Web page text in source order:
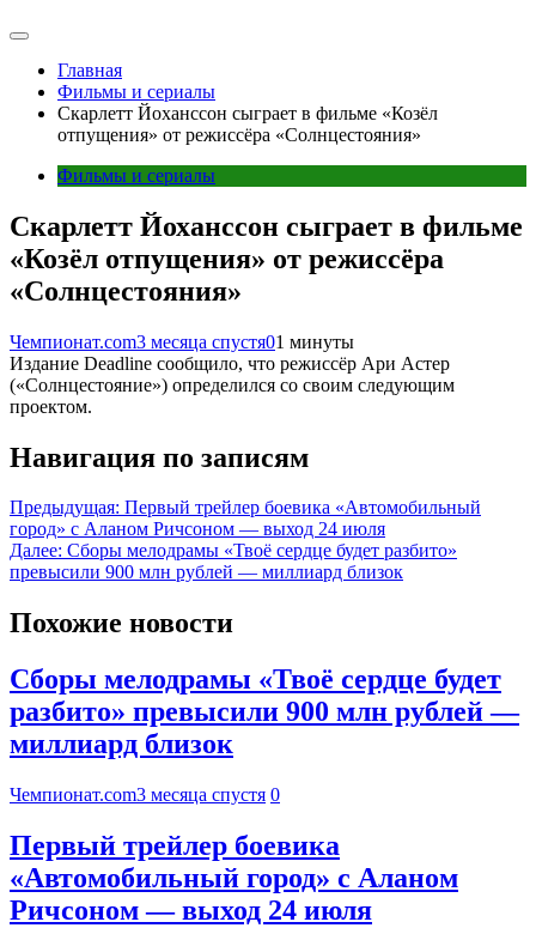
Главная
Фильмы и сериалы
Скарлетт Йоханссон сыграет в фильме «Козёл
отпущения» от режиссёра «Солнцестояния»
Фильмы и сериалы
Скарлетт Йоханссон сыграет в фильме
«Козёл отпущения» от режиссёра
«Солнцестояния»
Чемпионат.com3 месяца спустя01 минуты
Издание Deadline сообщило, что режиссёр Ари Астер
(«Солнцестояние») определился со своим следующим
проектом.
Навигация по записям
Предыдущая: Первый трейлер боевика «Автомобильный
город» с Аланом Ричсоном — выход 24 июля
Далее: Сборы мелодрамы «Твоё сердце будет разбито»
превысили 900 млн рублей — миллиард близок
Похожие новости
Сборы мелодрамы «Твоё сердце будет
разбито» превысили 900 млн рублей —
миллиард близок
Чемпионат.com3 месяца спустя 0
Первый трейлер боевика
«Автомобильный город» с Аланом
Ричсоном — выход 24 июля